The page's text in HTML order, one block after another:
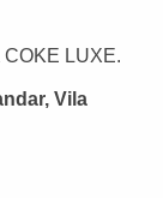
COKE LUXE.
Vila